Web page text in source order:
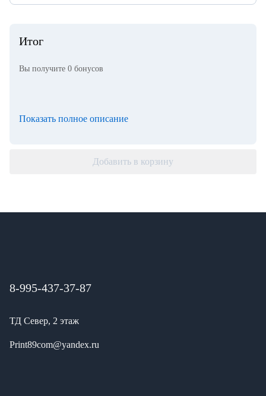
Итог
Вы получите 0 бонусов
Показать полное описание
Добавить в корзину
8-995-437-37-87
ТД Север, 2 этаж
Print89com@yandex.ru